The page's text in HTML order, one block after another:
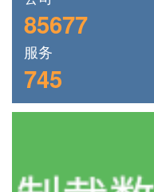
85677
服务
745